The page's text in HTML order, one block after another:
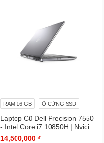
RAM 16 GB Ổ CỨNG SSD
Laptop Cũ Dell Precision 7550
- Intel Core i7 10850H | Nvidia
Quadro T1000
14,500,000 ₫